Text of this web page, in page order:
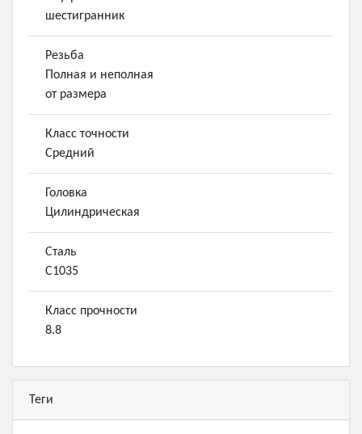
шестигранник
Резьба
Полная и неполная
от размера
Класс точности
Средний
Головка
Цилиндрическая
Сталь
С1035
Класс прочности
8.8
Теги